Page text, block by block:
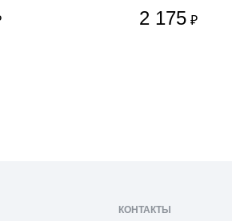
2 175 ₽
КОНТАКТЫ